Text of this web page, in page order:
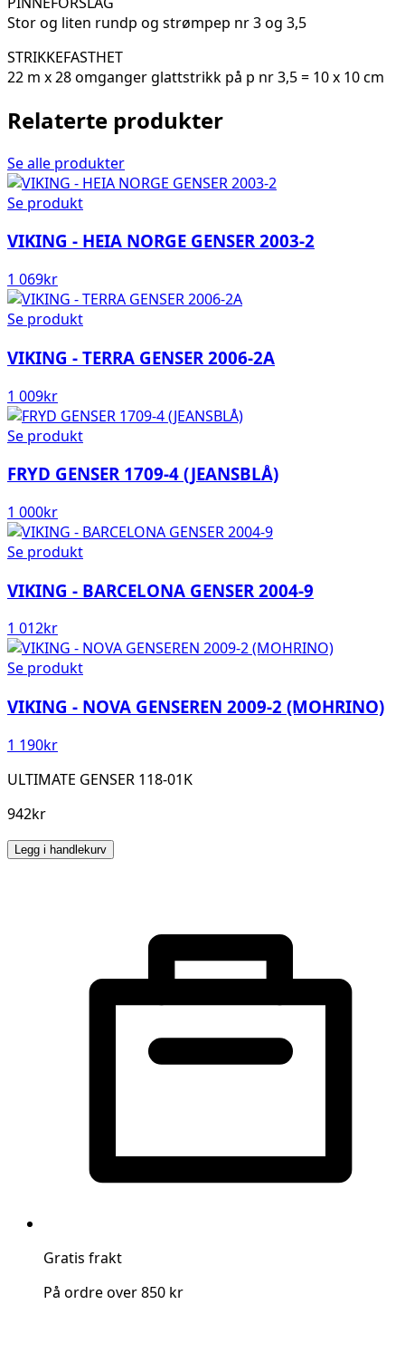
Stor og liten rundp og strømpep nr 3 og 3,5
STRIKKEFASTHET
22 m x 28 omganger glattstrikk på p nr 3,5 = 10 x 10 cm
Relaterte produkter
Se alle produkter
Se produkt
VIKING - HEIA NORGE GENSER 2003-2
1 069kr
Se produkt
VIKING - TERRA GENSER 2006-2A
1 009kr
Se produkt
FRYD GENSER 1709-4 (JEANSBLÅ)
1 000kr
Se produkt
VIKING - BARCELONA GENSER 2004-9
1 012kr
Se produkt
VIKING - NOVA GENSEREN 2009-2 (MOHRINO)
1 190kr
ULTIMATE GENSER 118-01K
942kr
Legg i handlekurv
Gratis frakt
På ordre over 850 kr